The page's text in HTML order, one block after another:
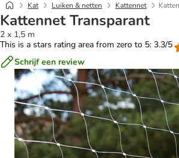
Kat Luiken & netten Kattennet
Kattennet Transparant
2 x 1,5 m
This is a stars rating area from zero to 5: 3.3/5
Schrijf een review